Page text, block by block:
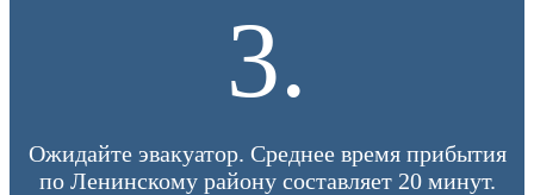
3.
Ожидайте эвакуатор. Среднее время прибытия
по Ленинскому району составляет 20 минут.